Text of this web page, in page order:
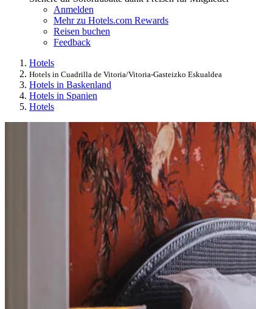
Anmelden
Mehr zu Hotels.com Rewards
Reisen buchen
Feedback
Hotels
Hotels in Cuadrilla de Vitoria/Vitoria-Gasteizko Eskualdea
Hotels in Baskenland
Hotels in Spanien
Hotels